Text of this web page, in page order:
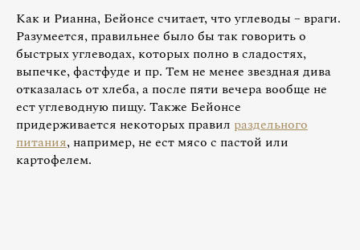
Как и Рианна, Бейонсе считает, что углеводы – враги.
Разумеется, правильнее было бы так говорить о
быстрых углеводах, которых полно в сладостях,
выпечке, фастфуде и пр. Тем не менее звездная дива
отказалась от хлеба, а после пяти вечера вообще не
ест углеводную пищу. Также Бейонсе
придерживается некоторых правил раздельного
питания, например, не ест мясо с пастой или
картофелем.